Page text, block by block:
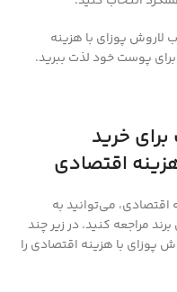
لاروش پوزای با هزینه
پوست خود لذت ببرید.
خرید
اقتصادی
اقتصادی، می‌توانید به
مراجعه کنید. در زیر چند
پوزای با هزینه اقتصادی را